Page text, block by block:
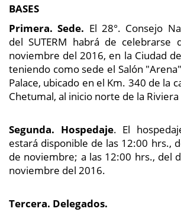
BASES
Primera. Sede. El 28°. Consejo
del SUTERM habrá de
noviembre del 2016, en la Ciudad
teniendo como sede el Salón
Palace, ubicado en el Km. 340 de la
Chetumal, al inicio norte de la Riviera
Segunda. Hospedaje. El
estará disponible de las 12:00 hrs.,
de noviembre; a las 12:00 hrs., del
noviembre del 2016.
Tercera. Delegados.